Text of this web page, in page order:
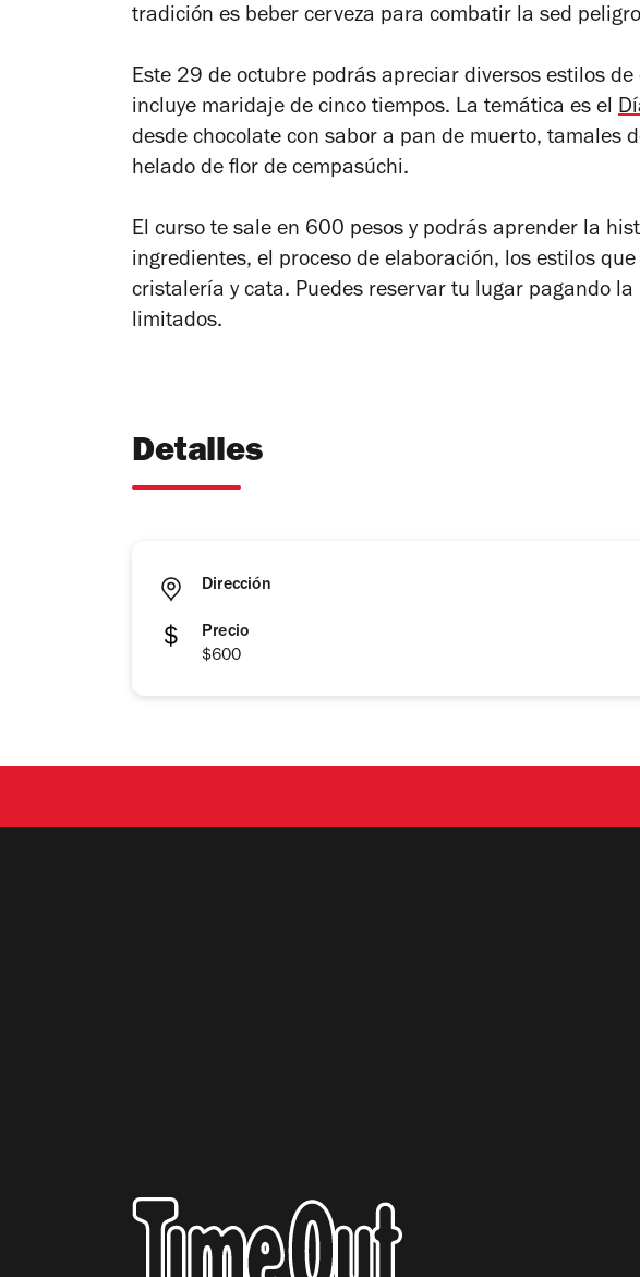
tradición es beber cerveza para combatir la sed
Este 29 de octubre podrás apreciar diversos estilos
incluye maridaje de cinco tiempos. La temática es el
desde chocolate con sabor a pan de muerto, tamales
helado de flor de cempasúchi.
El curso te sale en 600 pesos y podrás aprender la
ingredientes, el proceso de elaboración, los estilos
cristalería y cata. Puedes reservar tu lugar pagando
limitados.
Detalles
Dirección
Precio
$600